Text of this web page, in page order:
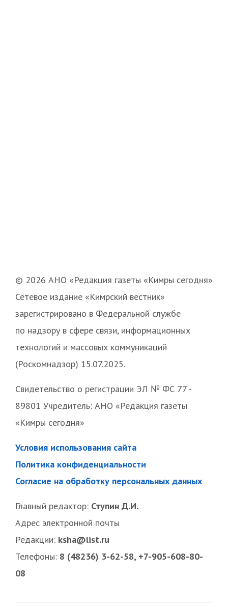
© 2026 АНО «Редакция газеты «Кимры сегодня»
Сетевое издание «Кимрский вестник»
зарегистрировано в Федеральной службе
по надзору в сфере связи, информационных
технологий и массовых коммуникаций
(Роскомнадзор) 15.07.2025.
Свидетельство о регистрации ЭЛ № ФС 77 -
89801 Учредитель: АНО «Редакция газеты
«Кимры сегодня»
Условия использования сайта
Политика конфиденциальности
Согласие на обработку персональных данных
Главный редактор: Ступин Д.И.
Адрес электронной почты
Редакции: ksha@list.ru
Телефоны: 8 (48236) 3-62-58, +7-905-608-80-
08